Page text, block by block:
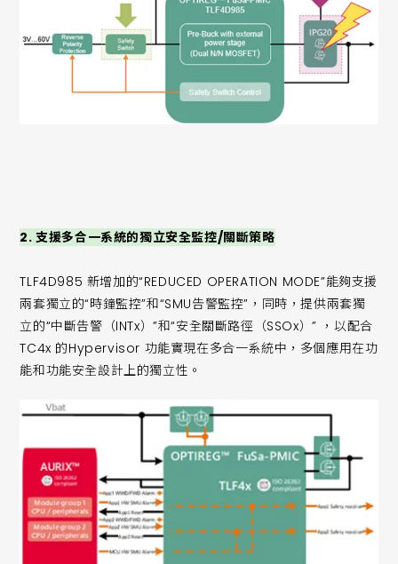
2. 支援多合一系統的獨立安全監控/關斷策略
TLF4D985 新增加的“REDUCED OPERATION MODE”能夠支援
兩套獨立的“時鐘監控”和“SMU告警監控”，同時，提供兩套獨
立的“中斷告警（INTx）”和“安全關斷路徑（SSOx）” ，以配合
TC4x 的Hypervisor 功能實現在多合一系統中，多個應用在功
能和功能安全設計上的獨立性。